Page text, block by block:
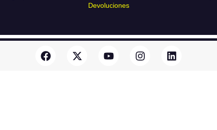
Devoluciones